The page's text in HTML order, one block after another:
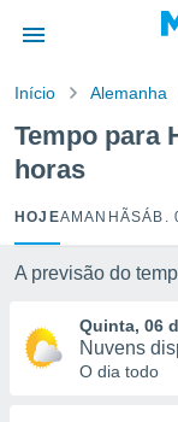
da
foi
para
fornecidas
a este
e
Início Alemanha
Tempo para
horas
HOJEAMANHÃSÁB.
A previsão do
Quinta, 06
Nuvens
O dia todo